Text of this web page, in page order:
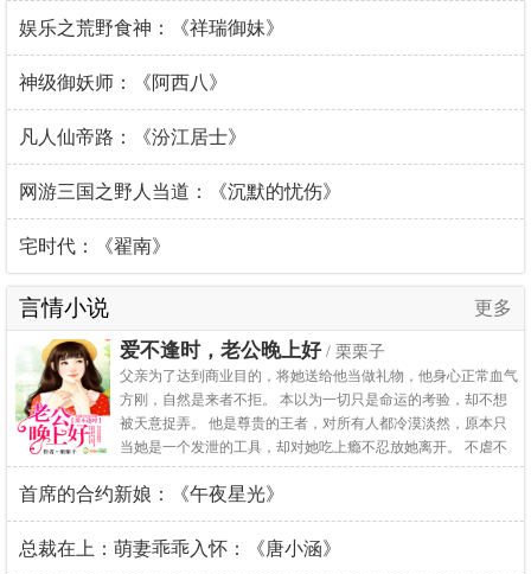
娱乐之荒野食神：《祥瑞御妹》
神级御妖师：《阿西八》
凡人仙帝路：《汾江居士》
网游三国之野人当道：《沉默的忧伤》
宅时代：《翟南》
言情小说 更多
爱不逢时，老公晚上好/ 栗栗子
父亲为了达到商业目的，将她送给他当做礼物，他身心正常血气
方刚，自然是来者不拒。 本以为一切只是命运的考验，却不想
被天意捉弄。 他是尊贵的王者，对所有人都冷漠淡然，原本只
当她是一个发泄的工具，却对她吃上瘾不忍放她离开。 不虐不
虐不虐哈，可放心食用，点收藏活到九十九！！！ 虐文，不喜
勿进。
首席的合约新娘：《午夜星光》
总裁在上：萌妻乖乖入怀：《唐小涵》